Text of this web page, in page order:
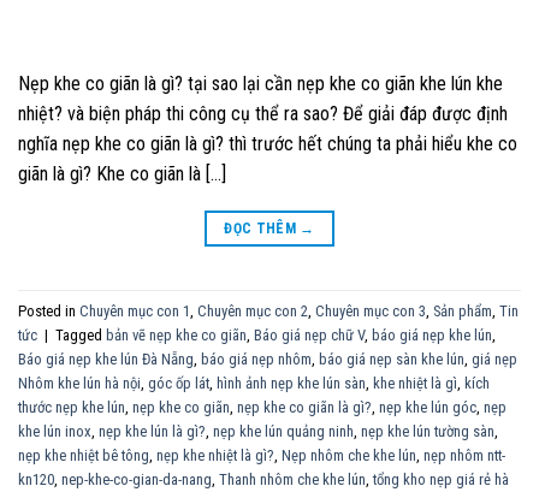
Nẹp khe co giãn là gì? tại sao lại cần nẹp khe co giãn khe lún khe
nhiệt? và biện pháp thi công cụ thể ra sao? Để giải đáp được định
nghĩa nẹp khe co giãn là gì? thì trước hết chúng ta phải hiểu khe co
giãn là gì? Khe co giãn là […]
ĐỌC THÊM →
Posted in Chuyên mục con 1 Chuyên mục con 2 Chuyên mục con 3 Sản phẩm Tin
tức | Tagged bản vẽ nẹp khe co giãn Báo giá nẹp chữ V, báo giá nẹp khe lún
Báo giá nẹp khe lún Đà Nẵng báo giá nẹp nhôm báo giá nẹp sàn khe lún giá nẹp
Nhôm khe lún hà nội góc ốp lát hình ảnh nẹp khe lún sàn khe nhiệt là gì kích
thước nẹp khe lún nẹp khe co giãn nẹp khe co giãn là gì? nẹp khe lún góc nẹp
khe lún inox nẹp khe lún là gì? nẹp khe lún quảng ninh nẹp khe lún tường sàn
nẹp khe nhiệt bê tông nẹp khe nhiệt là gì? Nẹp nhôm che khe lún nẹp nhôm ntt-
kn120 nep-khe-co-gian-da-nang Thanh nhôm che khe lún ,tổng kho nẹp giá rẻ hà